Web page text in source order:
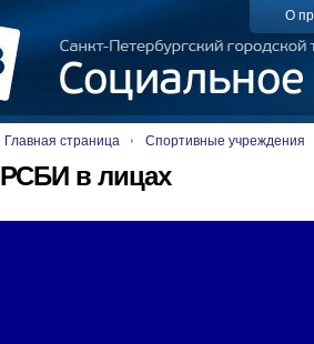
О
Главная страница Спортивные учреждения
РСБИ в лицах